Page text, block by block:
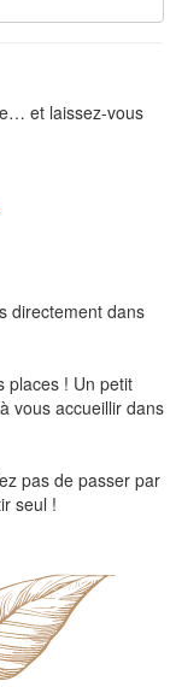
et laissez-vous
directement dans
places ! Un petit
vous accueillir dans
pas de passer par
seul !